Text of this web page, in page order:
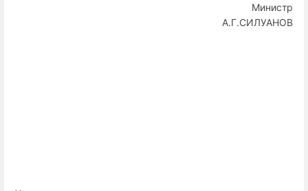
Министр
А.Г.СИЛУАНОВ